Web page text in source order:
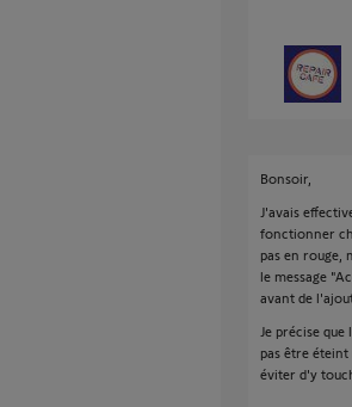
Bonsoir,
J'avais
fonctionner
pas en rouge,
le message
avant de
Je précise
pas être
éviter d'y